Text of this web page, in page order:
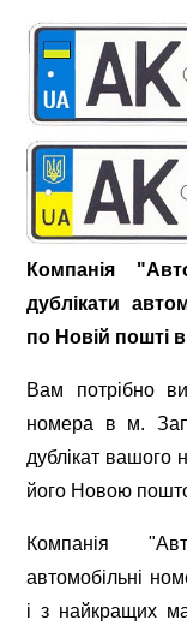
Компанія
дублікати
по Новій пошті
Вам потрібно
номера в м.
дублікат вашого
його Новою
Компанія
автомобільні
і з найкращих